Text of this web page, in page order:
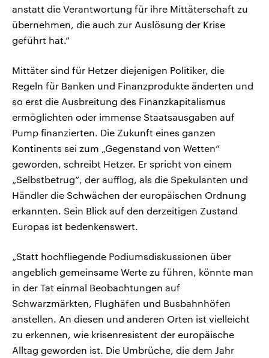
anstatt die Verantwortung für ihre Mittäterschaft zu
übernehmen, die auch zur Auslösung der Krise
geführt hat.“
Mittäter sind für Hetzer diejenigen Politiker, die
Regeln für Banken und Finanzprodukte änderten und
so erst die Ausbreitung des Finanzkapitalismus
ermöglichten oder immense Staatsausgaben auf
Pump finanzierten. Die Zukunft eines ganzen
Kontinents sei zum „Gegenstand von Wetten“
geworden, schreibt Hetzer. Er spricht von einem
„Selbstbetrug“, der aufflog, als die Spekulanten und
Händler die Schwächen der europäischen Ordnung
erkannten. Sein Blick auf den derzeitigen Zustand
Europas ist bedenkenswert.
„Statt hochfliegende Podiumsdiskussionen über
angeblich gemeinsame Werte zu führen, könnte man
in der Tat einmal Beobachtungen auf
Schwarzmärkten, Flughäfen und Busbahnhöfen
anstellen. An diesen und anderen Orten ist vielleicht
zu erkennen, wie krisenresistent der europäische
Alltag geworden ist. Die Umbrüche, die dem Jahr